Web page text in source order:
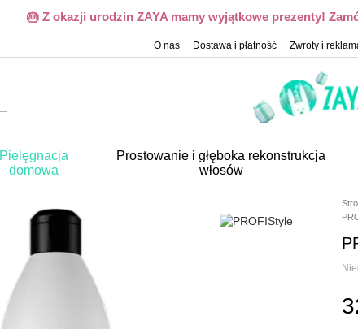
🎂 Z okazji urodzin ZAYA mamy wyjątkowe prezenty!
O nas Dostawa i płatność Zwroty i
Pielęgnacja
domowa
Prostowanie i głęboka rekonstrukcja
włosów